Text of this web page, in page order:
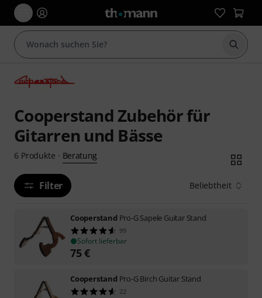
Suche
Cooperstand Zubehör für
Gitarren und Bässe
6 Produkte · Beratung
Filter Beliebtheit
Cooperstand Pro-G Sapele Guitar Stand
99
Sofort lieferbar
75€
Cooperstand Pro-G Birch Guitar Stand
22